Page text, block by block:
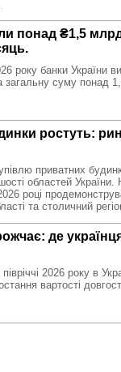
понад ₴1,5
року банки України
загальну суму понад
ростуть:
приватних
областей України.
році
та столичний
де
2026 року в
вартості